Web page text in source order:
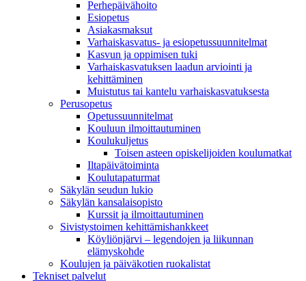
Perhepäivähoito
Esiopetus
Asiakasmaksut
Varhaiskasvatus- ja esiopetussuunnitelmat
Kasvun ja oppimisen tuki
Varhaiskasvatuksen laadun arviointi ja
kehittäminen
Muistutus tai kantelu varhaiskasvatuksesta
Perusopetus
Opetussuunnitelmat
Kouluun ilmoittautuminen
Koulukuljetus
Toisen asteen opiskelijoiden koulumatkat
Iltapäivätoiminta
Koulutapaturmat
Säkylän seudun lukio
Säkylän kansalaisopisto
Kurssit ja ilmoittautuminen
Sivistystoimen kehittämishankkeet
Köyliönjärvi – legendojen ja liikunnan
elämyskohde
Koulujen ja päiväkotien ruokalistat
Tekniset palvelut